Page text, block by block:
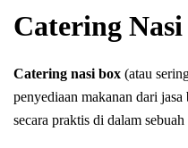
Catering
Catering nasi box (atau
penyediaan makanan dari
secara praktis di dalam